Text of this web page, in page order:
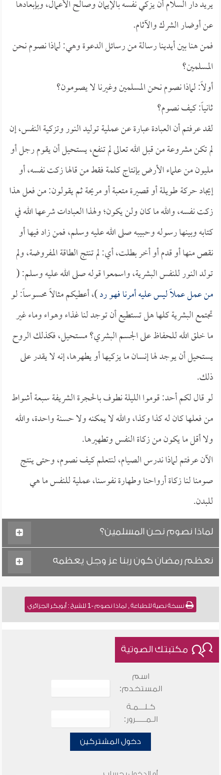
يريد دار السلام أن يزكي نفسه بالإيمان وصالح الأعمال، وبإبعادها
عن أوضار الشرك والآثام.
فمن هنا بين أيدينا رسالة من رسائل الدعوة وهي: لماذا نصوم نحن
المسلمين؟
أولاً: لماذا نصوم نحن المسلمين وغيرنا لا يصومون؟
ثانياً: كيف نصوم؟
لقد عرفتم أن العبادة عبارة عن عملية توليد النور وتزكية النفس، إن
لم تكن مشروعة من قبل الله تعالى لم تنفع، يستحيل أن يقوم رجل أو
مليون من علماء الأرض بإنتاج كلمة فقط من قالها زكت نفسه، أو
إيجاد حركة طويلة أو قصيرة متعبة أو مريحة ثم يقولون: من فعل هذا
زكت نفسه، والله ما كان ولن يكون؛ ولهذا العبادات شرعها الله في
كتابه وبينها رسوله وحبيبه صلى الله عليه وسلم، فمن زاد فيها أو
نقص منها أو قدم أو أخر بطلت، أي: لم تنتج الطاقة المفروضة، ولم
تولد النور للنفس البشرية، واسمعوا قوله صلى الله عليه وسلم: (
من عمل عملاً ليس عليه أمرنا فهو رد)، أعطيكم مثالاً محسوساً: لو
تجتمع البشرية كلها هل تستطيع أن توجد لنا غذاء وهواء وماء غير
ما خلق الله للحفاظ على الجسم البشري؟ مستحيل، فكذلك الروح
يستحيل أن يوجد لها إنسان ما يزكيها أو يطهرها، إنه لا يقدر على
ذلك.
لو قال لكم أحد: قوموا الليلة نطوف بالحجرة الشريفة سبعة أشواط
من فعلها كان له كذا وكذا، والله لا يمكنه ولا حسنة واحدة، والله
ولا أقل ما يكون من زكاة النفس وتطهيرها.
الآن عرفتم لماذا ندرس الصيام، لنتعلم كيف نصوم، وحتى ينتج
صومنا لنا زكاة أرواحنا وطهارة نفوسنا، عملية للنفس ما هي
للبدن.
لماذا نصوم نحن المسلمين؟
نعظم رمضان كون ربنا عز وجل يعظمه
نسخة نصية للطباعة , لماذا نصوم -1 للشيخ : أبوبكر الجزائري
مكتبتك الصوتية
اسم
المستخدم:
كـلـــمـة
الـمـــــرور:
دخول المشتركين